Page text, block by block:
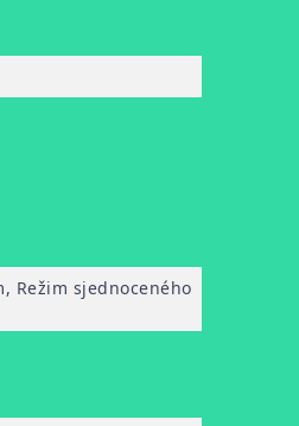
Režim sjednoceného